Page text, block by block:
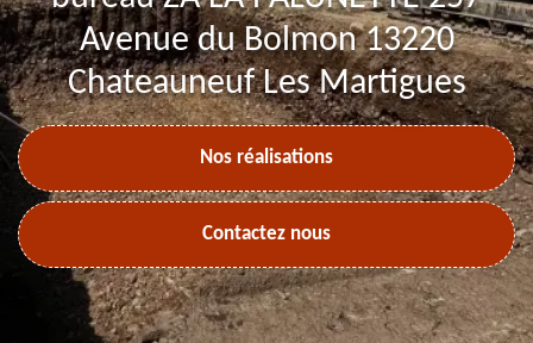
Avenue du Bolmon 13220
Chateauneuf Les Martigues
Nos réalisations
Contactez nous